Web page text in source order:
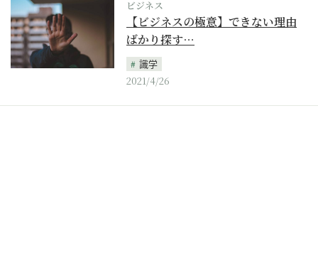
ビジネス
【ビジネスの極意】できない理由
ばかり探す…
識学
2021/4/26